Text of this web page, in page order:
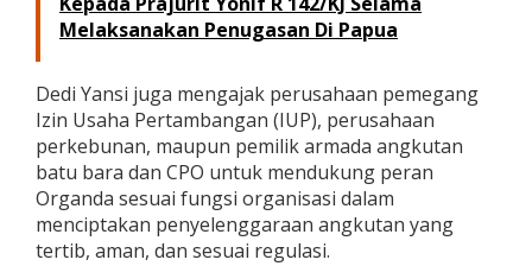
Melaksanakan Penugasan Di Papua
Dedi Yansi juga mengajak perusahaan pemegang
Izin Usaha Pertambangan (IUP), perusahaan
perkebunan, maupun pemilik armada angkutan
batu bara dan CPO untuk mendukung peran
Organda sesuai fungsi organisasi dalam
menciptakan penyelenggaraan angkutan yang
tertib, aman, dan sesuai regulasi.